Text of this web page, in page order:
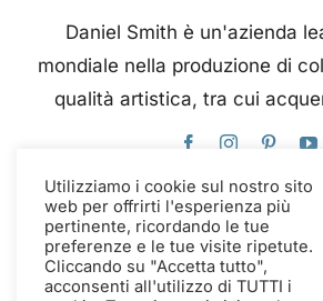
Daniel Smith è un'azienda
mondiale nella produzione di
qualità artistica, tra cui
Questo sito web utilizza
tradurre istantaneamente e
Utilizziamo i cookie sul nostro sito
web per offrirti l'esperienza più
pertinente, ricordando le tue
preferenze e le tue visite ripetute.
Cliccando su "Accetta tutto",
acconsenti all'utilizzo di TUTTI i